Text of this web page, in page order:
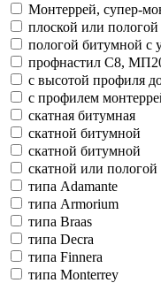
Монтеррей, супер-
плоской или пологой
пологой битумной с
профнастил С8,
с высотой профиля
с профилем
скатная битумная
скатной битумной
скатной битумной
скатной или
типа Adamante
типа Armorium
типа Braas
типа Decra
типа Finnera
типа Monterrey